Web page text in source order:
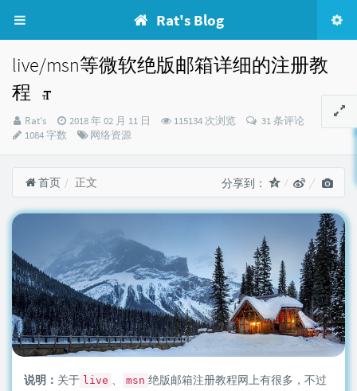
Rat's Blog
live/msn等微软绝版邮箱详细的注册教
程
博
主：
Rat's
发
布
2018 年 02 月 11 日 115134 次浏览
31 条评论
1084 字数
分
网络资源
首页 正文 分享到：
说明： 关于 live 、 msn 绝版邮箱注册教程网上有很多，不过